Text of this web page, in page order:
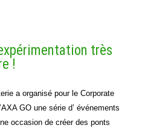
très
!
a organisé pour le Corporate
GO une série d’ événements
occasion de créer des ponts